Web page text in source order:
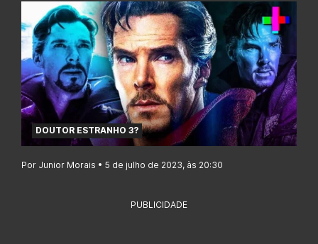
DOUTOR ESTRANHO 3?
Por Junior Morais • 5 de julho de 2023, às 20:30
PUBLICIDADE